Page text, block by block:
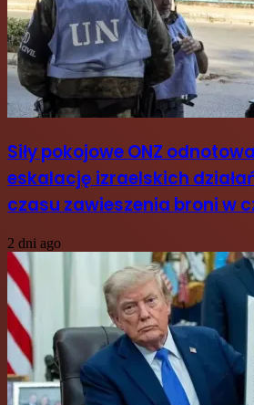
Siły pokojowe ONZ
eskalację izraelskich
czasu zawieszenia broni w
2 dni ago